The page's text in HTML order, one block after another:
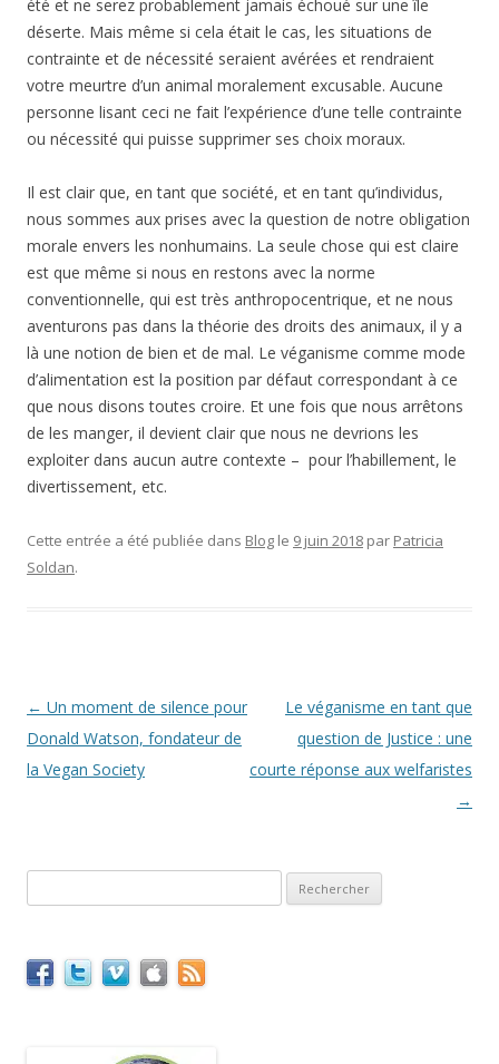
été et ne serez probablement jamais échoué sur une île
déserte. Mais même si cela était le cas, les situations de
contrainte et de nécessité seraient avérées et rendraient
votre meurtre d’un animal moralement excusable. Aucune
personne lisant ceci ne fait l’expérience d’une telle contrainte
ou nécessité qui puisse supprimer ses choix moraux.
Il est clair que, en tant que société, et en tant qu’individus,
nous sommes aux prises avec la question de notre obligation
morale envers les nonhumains. La seule chose qui est claire
est que même si nous en restons avec la norme
conventionnelle, qui est très anthropocentrique, et ne nous
aventurons pas dans la théorie des droits des animaux, il y a
là une notion de bien et de mal. Le véganisme comme mode
d’alimentation est la position par défaut correspondant à ce
que nous disons toutes croire. Et une fois que nous arrêtons
de les manger, il devient clair que nous ne devrions les
exploiter dans aucun autre contexte – pour l’habillement, le
divertissement, etc.
Cette entrée a été publiée dans Blog le 9 juin 2018 par Patricia
Soldan.
Navigation
des
articles
← Un moment de silence pour
Donald Watson, fondateur de
la Vegan Society
Le véganisme en tant que
question de Justice : une
courte réponse aux welfaristes
→